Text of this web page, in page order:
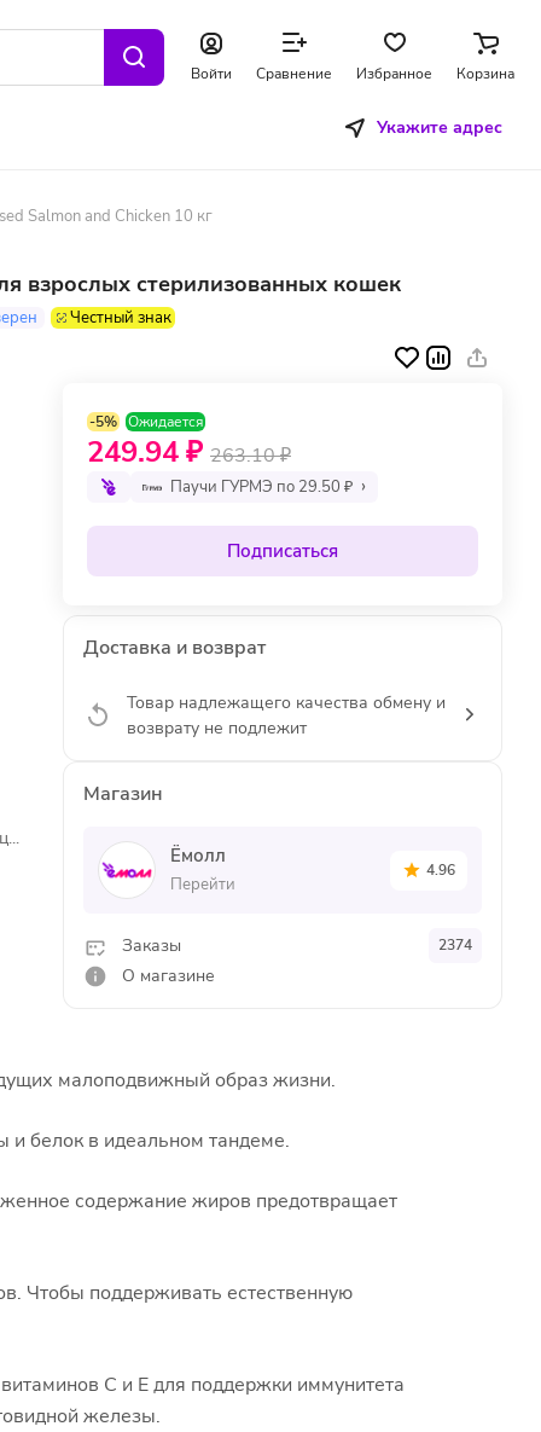
Войти Сравнение Избранное Корзина
Укажите адрес
Salmon and Chicken 10 кг
взрослых стерилизованных кошек
Честный знак
-5% Ожидается
249.94 ₽ 263.10 ₽
Паучи ГУРМЭ по 29.50 ₽
Подписаться
Доставка и возврат
Товар надлежащего качества обмену и
возврату не подлежит
Магазин
Ёмолл
Перейти
4.96
Заказы 2374
О магазине
малоподвижный образ жизни.
белок в идеальном тандеме.
содержание жиров предотвращает
Чтобы поддерживать естественную
C и E для поддержки иммунитета
железы.